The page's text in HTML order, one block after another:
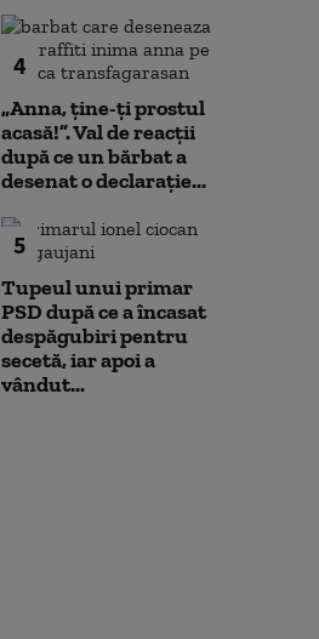
4
„Anna, ţine-ţi prostul
acasă!”. Val de reacții
după ce un bărbat a
desenat o declarație...
5
Tupeul unui primar
PSD după ce a încasat
despăgubiri pentru
secetă, iar apoi a
vândut...